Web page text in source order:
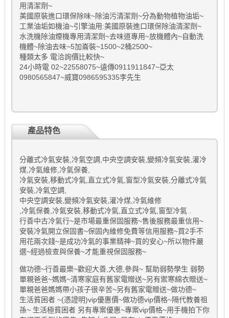
用清潔劑~
美國原裝進口環保除味~除油污清潔劑~分為動物植物油垢~
工業油垢如機油~引擎油用:美國原裝進口環保除油清潔劑~
水洗機除油煙機專用清潔劑~去味道專用~放機體內~自動洗
機體~除油去味~5加崙裝~1500~2桶2500~
種類太多 電洽詢價比較快~
24小時電 02~22558075~遠傳0911911847~亞太
0980565847~威寶0986595335李先生
產品特色
分離式冷氣安裝,冷氣空調,中央空調安裝,變頻冷氣安裝,灌冷
煤,冷氣維修,冷氣保養,
冷氣安裝,移動式冷氣,直立式冷氣,窗型冷氣安裝,分離式冷氣
安裝,冷氣空調,
中央空調安裝,變頻冷氣安裝,灌冷煤,冷氣維修
,冷氣保養,冷氣安裝,移動式冷氣,直立式冷氣,窗型冷氣 .
行善中古冷氣行~是市場最重保固服務~售後服務最重信用~
安裝冷氣開立保固書~保固內維修免費等信用服務~買2手不
用花兩次錢~是成功冷氣的事業精神~買的安心~所以物件嚴
選~經過檢查與保養~才能重視保固服務~
做功德~行善最樂~歡迎大善,大德,參與~ 幫助弱勢學生 弱勢
單親爸爸~媽媽~清寒家庭有舊家電贈送~另有禦寒綿衣贈送~
單親爸爸媽媽帶小孩子很辛苦~另有舊家電贈送~做功德~
生活貧困者 ~(憑證明)vip優惠價~做功德vip價格~隔代教養祖
孫~ 生活極貧困者 另有專案優惠~專案vip價格~用手機拍下你